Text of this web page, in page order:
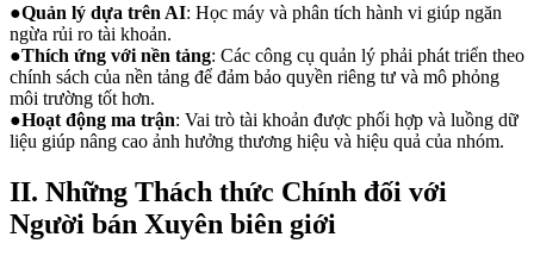
●Quản lý dựa trên AI: Học máy và phân tích hành vi giúp ngăn
ngừa rủi ro tài khoản.
●Thích ứng với nền tảng: Các công cụ quản lý phải phát triển theo
chính sách của nền tảng để đảm bảo quyền riêng tư và mô phỏng
môi trường tốt hơn.
●Hoạt động ma trận: Vai trò tài khoản được phối hợp và luồng dữ
liệu giúp nâng cao ảnh hưởng thương hiệu và hiệu quả của nhóm.
II. Những Thách thức Chính đối với
Người bán Xuyên biên giới